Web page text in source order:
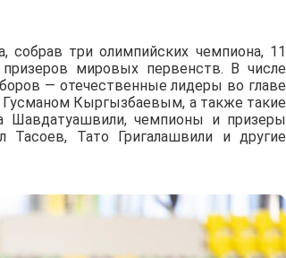
собрав три олимпийских чемпиона, 11
мировых первенств. В числе
— отечественные лидеры во главе
Кыргызбаевым, а также такие
Шавдатуашвили, чемпионы и призеры
Тато Григалашвили и другие